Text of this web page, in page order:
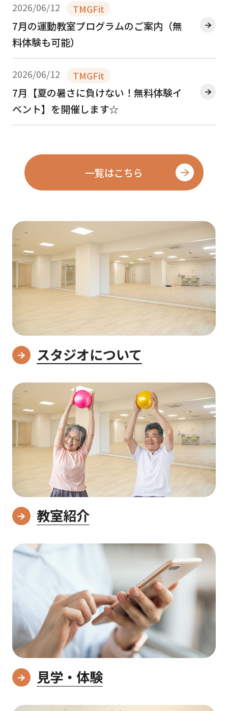
2026/06/12 TMGFit
7月の運動教室プログラムのご案内（無
料体験も可能）
2026/06/12 TMGFit
7月【夏の暑さに負けない！無料体験イ
ベント】を開催します☆
一覧はこちら
スタジオについて
教室紹介
見学・体験